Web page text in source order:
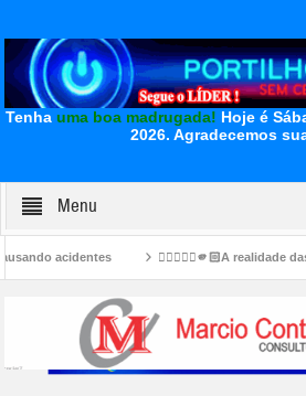
Tenha uma boa madrugada! Hoje é
2026. Agradecemos
Menu
👉🏻👎🏻🤔🫵🏻A realidade das dores
em Patrocínio- a Sr⁰: JOSÉ PEREIRA 86 ANOS